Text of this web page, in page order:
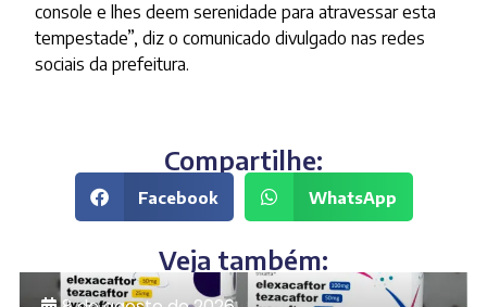
console e lhes deem serenidade para atravessar esta
tempestade”, diz o comunicado divulgado nas redes
sociais da prefeitura.
Compartilhe:
Facebook WhatsApp
Veja também: